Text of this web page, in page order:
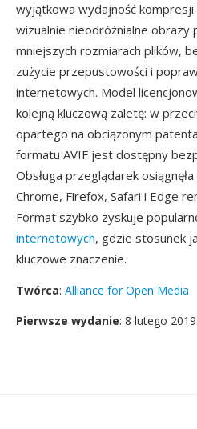
wyjątkowa wydajność
wizualnie nieodróżnialne obrazy
mniejszych rozmiarach plików,
zużycie przepustowości i
internetowych. Model
kolejną kluczową zaletę: w
opartego na obciążonym
formatu AVIF jest dostępny
Obsługa przeglądarek
Chrome, Firefox, Safari i Edge
Format szybko zyskuje
internetowych, gdzie stosunek
kluczowe znaczenie.
Twórca: Alliance for Open Media
Pierwsze wydanie: 8 lutego 2019